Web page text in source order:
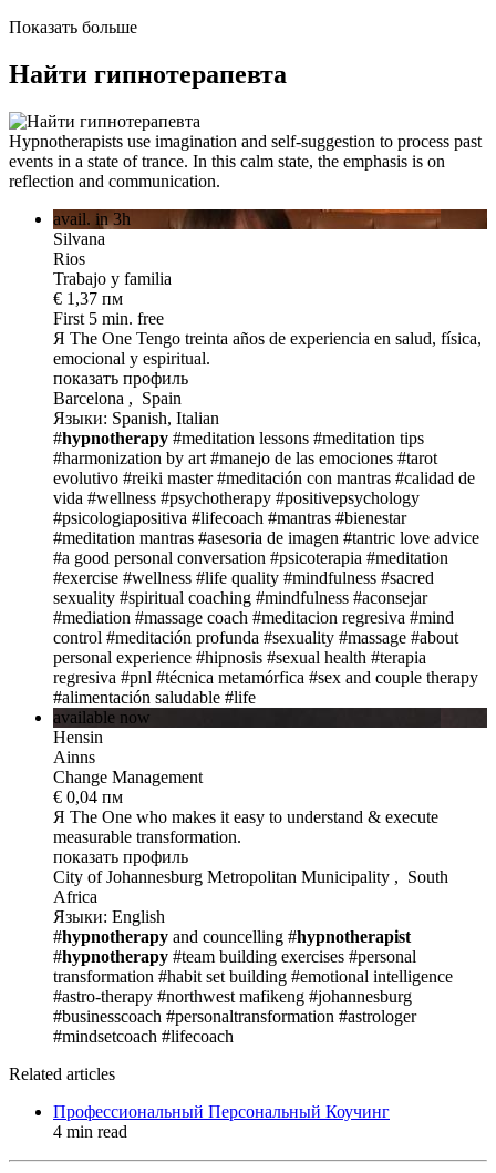
Показать больше
Найти гипнотерапевта
Hypnotherapists use imagination and self-suggestion to process past
events in a state of trance. In this calm state, the emphasis is on
reflection and communication.
avail. in 3h
Silvana
Rios
Trabajo y familia
€ 1,37 пм
First 5 min. free
Я The One Tengo treinta años de experiencia en salud, física,
emocional y espiritual.
показать профиль
Barcelona , Spain
Языки: Spanish, Italian
#hypnotherapy #meditation lessons #meditation tips
#harmonization by art #manejo de las emociones #tarot
evolutivo #reiki master #meditación con mantras #calidad de
vida #wellness #psychotherapy #positivepsychology
#psicologiapositiva #lifecoach #mantras #bienestar
#meditation mantras #asesoria de imagen #tantric love advice
#a good personal conversation #psicoterapia #meditation
#exercise #wellness #life quality #mindfulness #sacred
sexuality #spiritual coaching #mindfulness #aconsejar
#mediation #massage coach #meditacion regresiva #mind
control #meditación profunda #sexuality #massage #about
personal experience #hipnosis #sexual health #terapia
regresiva #pnl #técnica metamórfica #sex and couple therapy
#alimentación saludable #life
available now
Hensin
Ainns
Change Management
€ 0,04 пм
Я The One who makes it easy to understand & execute
measurable transformation.
показать профиль
City of Johannesburg Metropolitan Municipality , South
Africa
Языки: English
#hypnotherapy and councelling #hypnotherapist
#hypnotherapy #team building exercises #personal
transformation #habit set building #emotional intelligence
#astro-therapy #northwest mafikeng #johannesburg
#businesscoach #personaltransformation #astrologer
#mindsetcoach #lifecoach
Related articles
Профессиональный Персональный Коучинг
4 min read